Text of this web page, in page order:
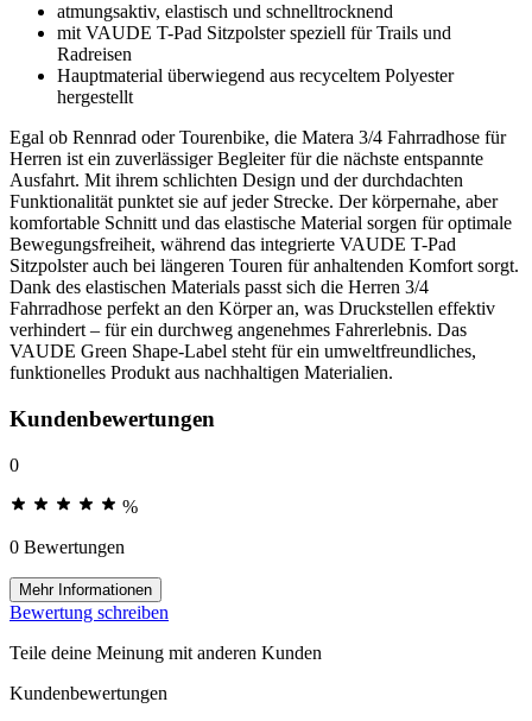
atmungsaktiv, elastisch und schnelltrocknend
mit VAUDE T-Pad Sitzpolster speziell für Trails und
Radreisen
Hauptmaterial überwiegend aus recyceltem Polyester
hergestellt
Egal ob Rennrad oder Tourenbike, die Matera 3/4 Fahrradhose für
Herren ist ein zuverlässiger Begleiter für die nächste entspannte
Ausfahrt. Mit ihrem schlichten Design und der durchdachten
Funktionalität punktet sie auf jeder Strecke. Der körpernahe, aber
komfortable Schnitt und das elastische Material sorgen für optimale
Bewegungsfreiheit, während das integrierte VAUDE T-Pad
Sitzpolster auch bei längeren Touren für anhaltenden Komfort sorgt.
Dank des elastischen Materials passt sich die Herren 3/4
Fahrradhose perfekt an den Körper an, was Druckstellen effektiv
verhindert – für ein durchweg angenehmes Fahrerlebnis. Das
VAUDE Green Shape-Label steht für ein umweltfreundliches,
funktionelles Produkt aus nachhaltigen Materialien.
Kundenbewertungen
0
%
0 Bewertungen
Mehr Informationen
Bewertung schreiben
Teile deine Meinung mit anderen Kunden
Kundenbewertungen